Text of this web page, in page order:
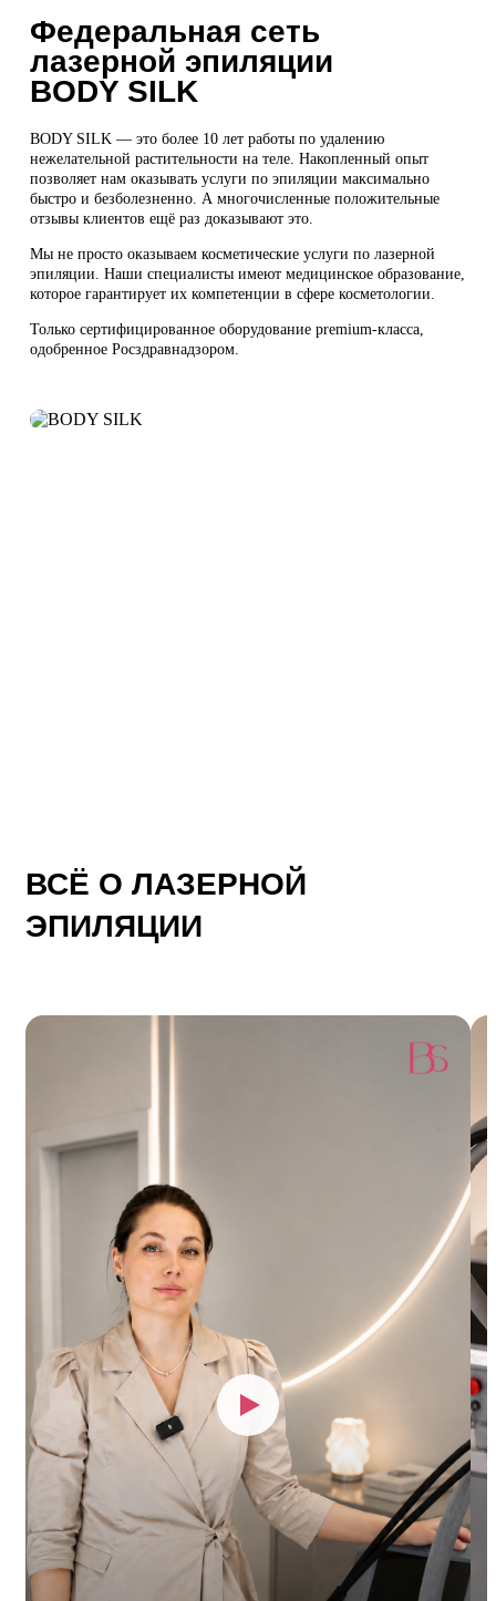
Федеральная сеть
лазерной эпиляции
BODY SILK
BODY SILK — это более 10 лет работы по удалению
нежелательной растительности на теле. Накопленный опыт
позволяет нам оказывать услуги по эпиляции максимально
быстро и безболезненно. А многочисленные положительные
отзывы клиентов ещё раз доказывают это.
Мы не просто оказываем косметические услуги по лазерной
эпиляции. Наши специалисты имеют медицинское образование,
которое гарантирует их компетенции в сфере косметологии.
Только сертифицированное оборудование premium-класса,
одобренное Росздравнадзором.
ВСЁ О ЛАЗЕРНОЙ
ЭПИЛЯЦИИ